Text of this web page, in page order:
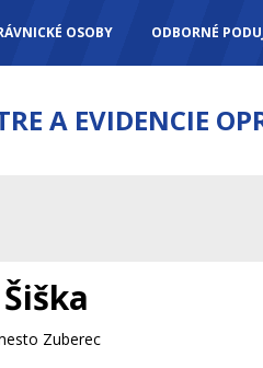
OSOBY ODBORNÉ
A EVIDENCIE
Zuberec